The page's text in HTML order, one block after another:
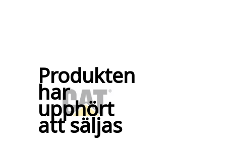
Produkten
har
upphört
att säljas